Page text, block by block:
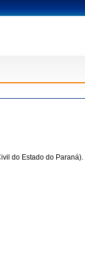
do Estado do Paraná).